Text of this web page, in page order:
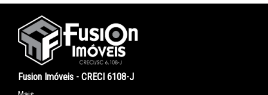
Fusion Imóveis - CRECI 6108-J